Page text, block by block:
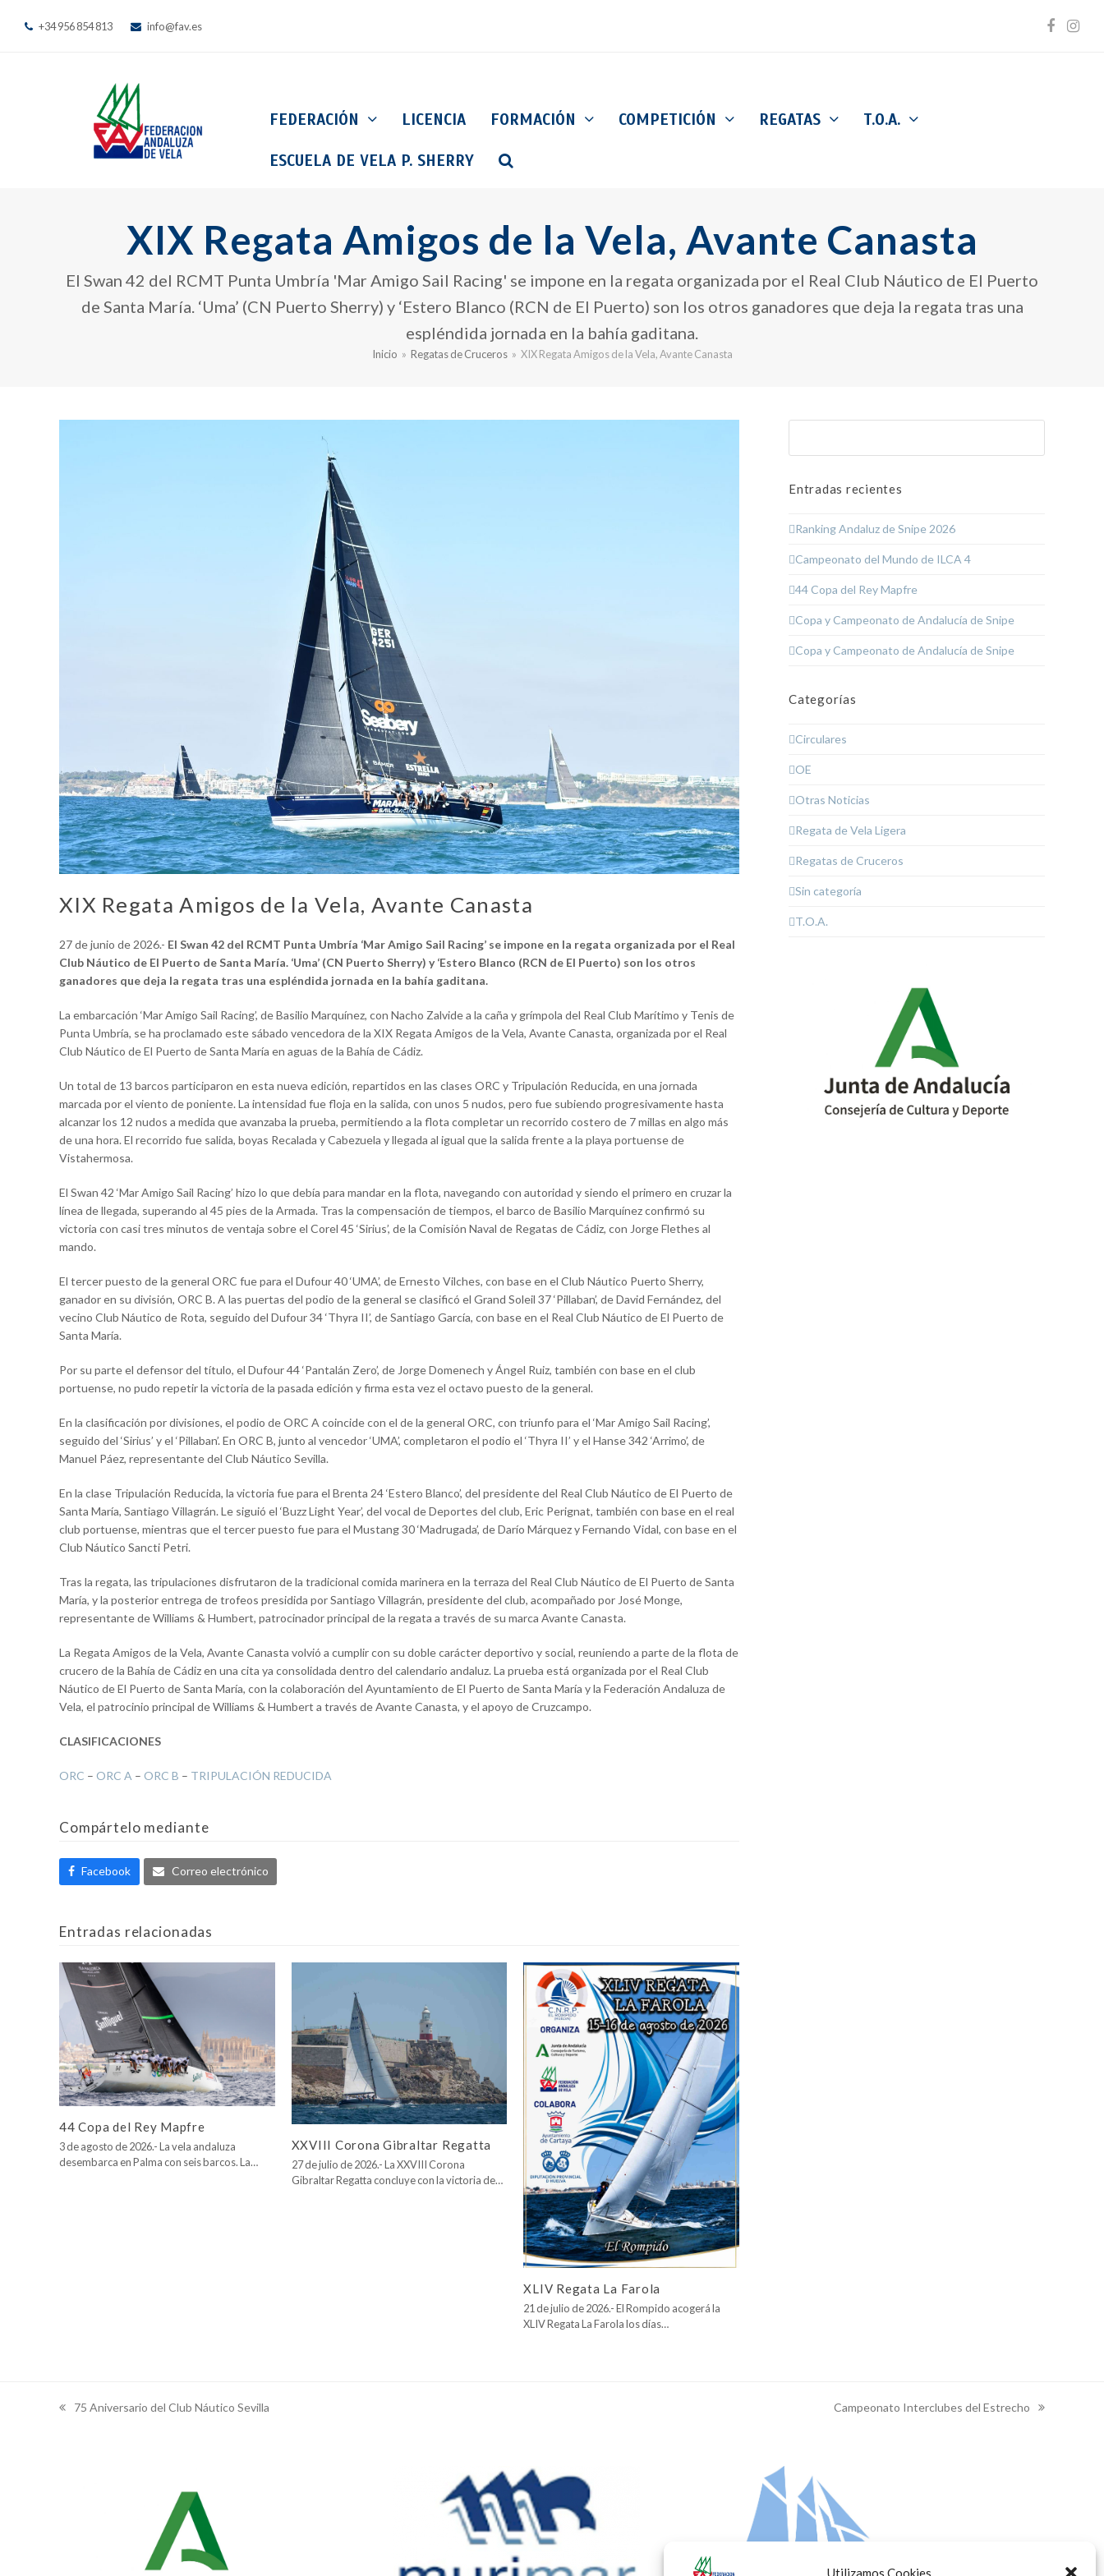
Utilizamos Cookies
+34 956 854 813 info@fav.es
FEDERACIÓN LICENCIA FORMACIÓN COMPETICIÓN REGATAS T.O.A.
ESCUELA DE VELA P. SHERRY
XIX Regata Amigos de la Vela, Avante Canasta
El Swan 42 del RCMT Punta Umbría 'Mar Amigo Sail Racing' se impone en la regata organizada por el Real Club Náutico de El Puerto
de Santa María. ‘Uma’ (CN Puerto Sherry) y ‘Estero Blanco (RCN de El Puerto) son los otros ganadores que deja la regata tras una
espléndida jornada en la bahía gaditana.
Inicio » Regatas de Cruceros » XIX Regata Amigos de la Vela, Avante Canasta
XIX Regata Amigos de la Vela, Avante Canasta
27 de junio de 2026.- El Swan 42 del RCMT Punta Umbría ‘Mar Amigo Sail Racing’ se impone en la regata organizada por el Real
Club Náutico de El Puerto de Santa María. ‘Uma’ (CN Puerto Sherry) y ‘Estero Blanco (RCN de El Puerto) son los otros
ganadores que deja la regata tras una espléndida jornada en la bahía gaditana.
La embarcación ‘Mar Amigo Sail Racing’, de Basilio Marquínez, con Nacho Zalvide a la caña y grímpola del Real Club Marítimo y Tenis de
Punta Umbría, se ha proclamado este sábado vencedora de la XIX Regata Amigos de la Vela, Avante Canasta, organizada por el Real
Club Náutico de El Puerto de Santa María en aguas de la Bahía de Cádiz.
Un total de 13 barcos participaron en esta nueva edición, repartidos en las clases ORC y Tripulación Reducida, en una jornada
marcada por el viento de poniente. La intensidad fue floja en la salida, con unos 5 nudos, pero fue subiendo progresivamente hasta
alcanzar los 12 nudos a medida que avanzaba la prueba, permitiendo a la flota completar un recorrido costero de 7 millas en algo más
de una hora. El recorrido fue salida, boyas Recalada y Cabezuela y llegada al igual que la salida frente a la playa portuense de
Vistahermosa.
El Swan 42 ‘Mar Amigo Sail Racing’ hizo lo que debía para mandar en la flota, navegando con autoridad y siendo el primero en cruzar la
línea de llegada, superando al 45 pies de la Armada. Tras la compensación de tiempos, el barco de Basilio Marquínez confirmó su
victoria con casi tres minutos de ventaja sobre el Corel 45 ‘Sirius’, de la Comisión Naval de Regatas de Cádiz, con Jorge Flethes al
mando.
El tercer puesto de la general ORC fue para el Dufour 40 ‘UMA’, de Ernesto Vilches, con base en el Club Náutico Puerto Sherry,
ganador en su división, ORC B. A las puertas del podio de la general se clasificó el Grand Soleil 37 ‘Pillaban’, de David Fernández, del
vecino Club Náutico de Rota, seguido del Dufour 34 ‘Thyra II’, de Santiago García, con base en el Real Club Náutico de El Puerto de
Santa María.
Por su parte el defensor del título, el Dufour 44 ‘Pantalán Zero’, de Jorge Domenech y Ángel Ruiz, también con base en el club
portuense, no pudo repetir la victoria de la pasada edición y firma esta vez el octavo puesto de la general.
En la clasificación por divisiones, el podio de ORC A coincide con el de la general ORC, con triunfo para el ‘Mar Amigo Sail Racing’,
seguido del ‘Sirius’ y el ‘Pillaban’. En ORC B, junto al vencedor ‘UMA’, completaron el podio el ‘Thyra II’ y el Hanse 342 ‘Arrimo’, de
Manuel Páez, representante del Club Náutico Sevilla.
En la clase Tripulación Reducida, la victoria fue para el Brenta 24 ‘Estero Blanco’, del presidente del Real Club Náutico de El Puerto de
Santa María, Santiago Villagrán. Le siguió el ‘Buzz Light Year’, del vocal de Deportes del club, Eric Perignat, también con base en el real
club portuense, mientras que el tercer puesto fue para el Mustang 30 ‘Madrugada’, de Darío Márquez y Fernando Vidal, con base en el
Club Náutico Sancti Petri.
Tras la regata, las tripulaciones disfrutaron de la tradicional comida marinera en la terraza del Real Club Náutico de El Puerto de Santa
María, y la posterior entrega de trofeos presidida por Santiago Villagrán, presidente del club, acompañado por José Monge,
representante de Williams & Humbert, patrocinador principal de la regata a través de su marca Avante Canasta.
La Regata Amigos de la Vela, Avante Canasta volvió a cumplir con su doble carácter deportivo y social, reuniendo a parte de la flota de
crucero de la Bahía de Cádiz en una cita ya consolidada dentro del calendario andaluz. La prueba está organizada por el Real Club
Náutico de El Puerto de Santa María, con la colaboración del Ayuntamiento de El Puerto de Santa María y la Federación Andaluza de
Vela, el patrocinio principal de Williams & Humbert a través de Avante Canasta, y el apoyo de Cruzcampo.
CLASIFICACIONES
ORC – ORC A – ORC B – TRIPULACIÓN REDUCIDA
Compártelo mediante
Facebook Correo electrónico
Entradas relacionadas
44 Copa del Rey Mapfre
3 de agosto de 2026.- La vela andaluza
desembarca en Palma con seis barcos. La…
XXVIII Corona Gibraltar Regatta
27 de julio de 2026.- La XXVIII Corona
Gibraltar Regatta concluye con la victoria de…
XLIV Regata La Farola
21 de julio de 2026.- El Rompido acogerá la
XLIV Regata La Farola los días…
Entradas recientes
Ranking Andaluz de Snipe 2026
Campeonato del Mundo de ILCA 4
44 Copa del Rey Mapfre
Copa y Campeonato de Andalucía de Snipe
Copa y Campeonato de Andalucía de Snipe
Categorías
Circulares
OE
Otras Noticias
Regata de Vela Ligera
Regatas de Cruceros
Sin categoría
T.O.A.
previous
75 Aniversario del Club Náutico Sevilla
next
Campeonato Interclubes del Estrecho